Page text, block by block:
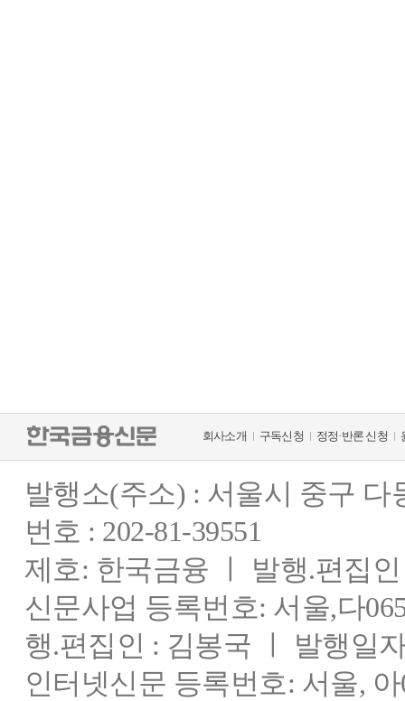
회사소개 구독신청 정정·반론 신청
발행소(주소) : 서울시 중구
번호 : 202-81-39551
제호: 한국금융 ㅣ 발행.편집
신문사업 등록번호: 서울,다
행.편집인 : 김봉국 ㅣ 발행일
인터넷신문 등록번호: 서울,